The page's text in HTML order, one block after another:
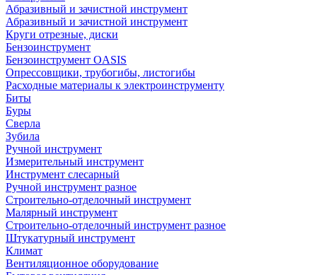
Абразивный и зачистной инструмент
Абразивный и зачистной инструмент
Круги отрезные, диски
Бензоинструмент
Бензоинструмент OASIS
Опрессовщики, трубогибы, листогибы
Расходные материалы к электроинструменту
Биты
Буры
Сверла
Зубила
Ручной инструмент
Измерительный инструмент
Инструмент слесарный
Ручной инструмент разное
Строительно-отделочный инструмент
Малярный инструмент
Строительно-отделочный инструмент разное
Штукатурный инструмент
Климат
Вентиляционное оборудование